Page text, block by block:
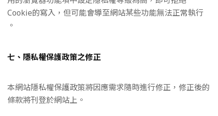
Cookie的寫入，但可能會導至網站某些功能無法正常執行
。
七、隱私權保護政策之修正
本網站隱私權保護政策將因應需求隨時進行修正，修正後的
條款將刊登於網站上。